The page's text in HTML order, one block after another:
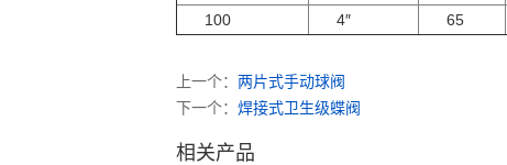
100
4″ 65
上一个： 两片式手动球阀
下一个： 焊接式卫生级蝶阀
相关产品